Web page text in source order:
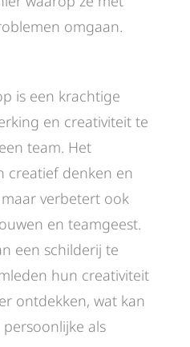
omgaan.
is een krachtige
en creativiteit te
team. Het
creatief denken en
verbetert ook
en teamgeest.
een schilderij te
hun creativiteit
ontdekken, wat kan
als